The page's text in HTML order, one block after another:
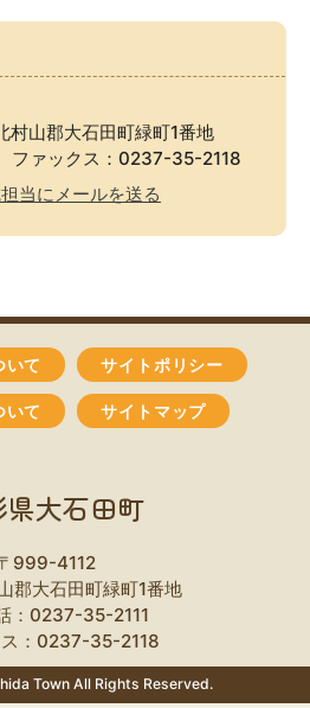
山郡大石田町緑町1番地
ァックス：0237-35-2118
当にメールを送る
いて サイトポリシー
いて サイトマップ
県大石田町
999-4112
郡大石田町緑町1番地
：0237-35-2111
ス：0237-35-2118
Town All Rights Reserved.